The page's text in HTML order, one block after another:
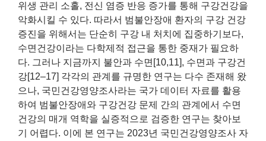
위생 관리 소홀, 전신 염증 반응 증가를 통해 구강건강을
악화시킬 수 있다. 따라서 범불안장애 환자의 구강 건강
증진을 위해서는 단순히 구강 내 처치에 집중하기보다,
수면건강이라는 다학제적 접근을 통한 중재가 필요하
다. 그러나 지금까지 불안과 수면[10,11], 수면과 구강건
강[12–17] 각각의 관계를 규명한 연구는 다수 존재해 왔
으나, 국민건강영양조사라는 국가 데이터 자료를 활용
하여 범불안장애와 구강건강 문제 간의 관계에서 수면
건강의 매개 역학을 실증적으로 검증한 연구는 찾아보
기 어렵다. 이에 본 연구는 2023년 국민건강영양조사 자